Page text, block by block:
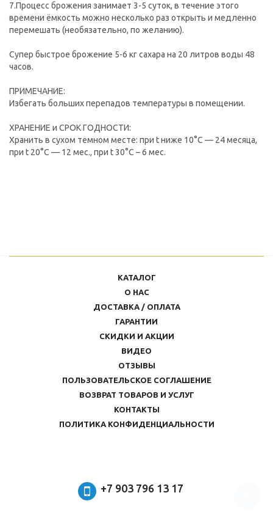
7.Процесс брожения занимает 3-5 суток, в течение этого
времени ёмкость можно несколько раз открыть и медленно
перемешать (необязательно, по желанию).
Супер быстрое брожение 5-6 кг сахара на 20 литров воды 48
часов.
ПРИМЕЧАНИЕ:
Избегать больших перепадов температуры в помещении.
ХРАНЕНИЕ и СРОК ГОДНОСТИ:
Хранить в сухом темном месте: при t ниже 10°C — 24 месяца,
при t 20°C — 12 мес., при t 30°C – 6 мес.
КАТАЛОГ
О НАС
ДОСТАВКА / ОПЛАТА
ГАРАНТИИ
СКИДКИ И АКЦИИ
ВИДЕО
ОТЗЫВЫ
ПОЛЬЗОВАТЕЛЬСКОЕ СОГЛАШЕНИЕ
ВОЗВРАТ ТОВАРОВ И УСЛУГ
КОНТАКТЫ
ПОЛИТИКА КОНФИДЕНЦИАЛЬНОСТИ
+7 903 796 13 17